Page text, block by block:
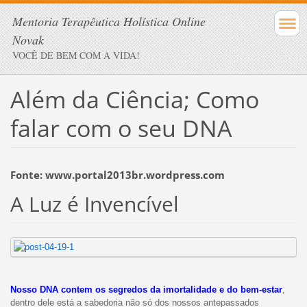
Mentoria Terapêutica Holística Online
Novak
VOCÊ DE BEM COM A VIDA!
Além da Ciência; Como
falar com o seu DNA
Fonte: www.portal2013br.wordpress.com
A Luz é Invencível
Nosso DNA contem os segredos da imortalidade e do bem-estar,
dentro dele está a sabedoria não só dos nossos antepassados